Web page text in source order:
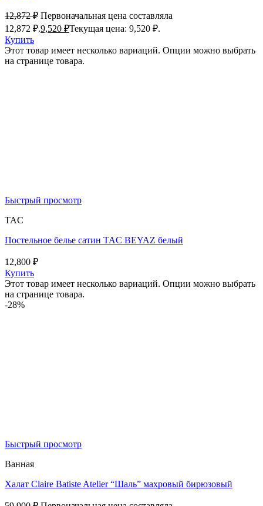
12,872₽ Первоначальная цена составляла
12,872 ₽.9,520 ₽Текущая цена: 9,520 ₽.
Купить
Этот товар имеет несколько вариаций. Опции можно выбрать
на странице товара.
Быстрый просмотр
TAC
Постельное белье сатин TAC BEYAZ белый
12,800 ₽
Купить
Этот товар имеет несколько вариаций. Опции можно выбрать
на странице товара.
-28%
Быстрый просмотр
Ванная
Халат Claire Batiste Atelier “Шаль” махровый бирюзовый